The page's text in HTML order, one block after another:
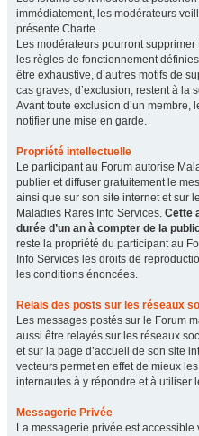
immédiatement, les modérateurs
présente Charte.
Les modérateurs pourront
les règles de fonctionnement
être exhaustive, d’autres motifs de
cas graves, d’exclusion, restent à la
Avant toute exclusion d’un membre,
notifier une mise en garde.
Propriété intellectuelle
Le participant au Forum autorise
publier et diffuser gratuitement le
ainsi que sur son site internet et sur
Maladies Rares Info Services. Cette
durée d’un an à compter de la
reste la propriété du participant au
Info Services les droits de
les conditions énoncées.
Relais des posts sur les réseaux
Les messages postés sur le Forum
aussi être relayés sur les réseaux
et sur la page d’accueil de son site
vecteurs permet en effet de mieux
internautes à y répondre et à utiliser
Messagerie Privée
La messagerie privée est